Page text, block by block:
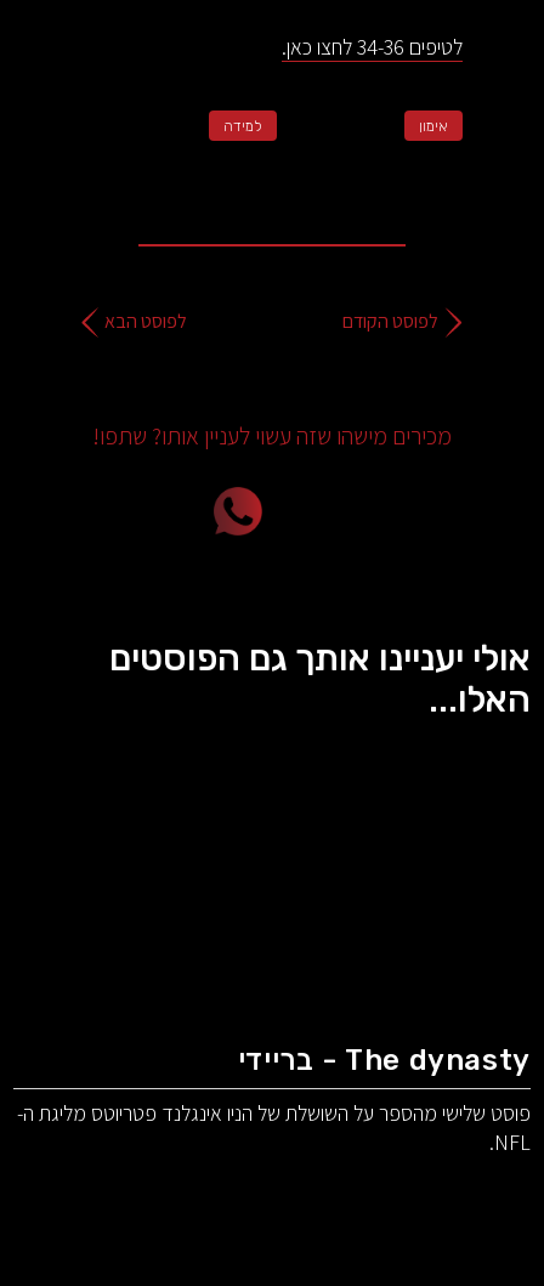
לטיפים 34-36 לחצו כאן.
אימון למידה
לפוסט הקודם לפוסט הבא
מכירים מישהו שזה עשוי לעניין אותו? שתפו!
אולי יעניינו אותך גם הפוסטים
האלו...
The dynasty - בריידי
פוסט שלישי מהספר על השושלת של הניו אינגלנד פטריוטס מליגת ה-
NFL.